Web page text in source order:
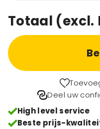
Totaal (excl.
Deel uw
High level service
Beste prijs-